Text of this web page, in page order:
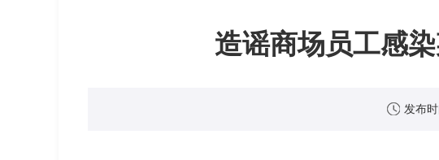
造谣商场员工感
发布时